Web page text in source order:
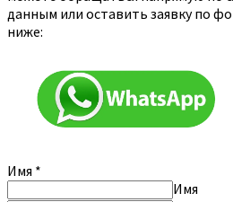
данным или оставить заявку по
ниже:
Имя *
Имя